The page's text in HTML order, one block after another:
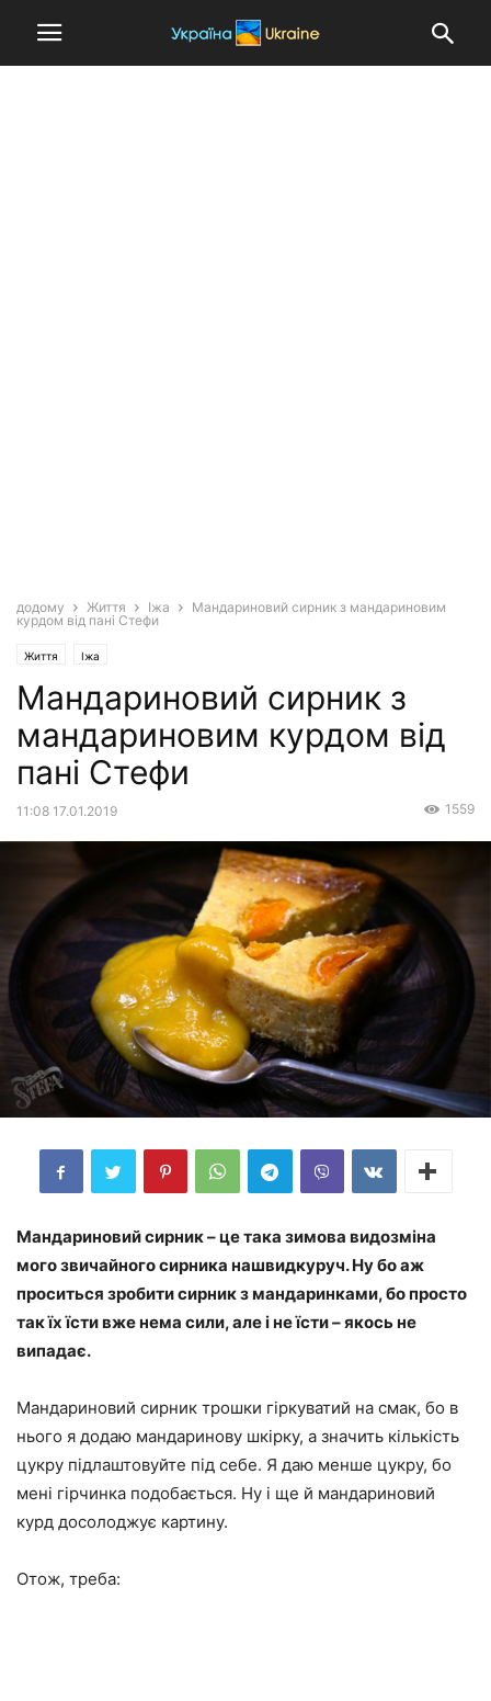
додому Життя Іжа
Мандариновий сирник з мандариновим
курдом від пані Стефи
Життя Іжа
Мандариновий сирник з
мандариновим курдом від
пані Стефи
11:08 17.01.2019 1559
Мандариновий сирник – це така зимова видозміна
мого звичайного сирника нашвидкуруч. Ну бо аж
проситься зробити сирник з мандаринками, бо просто
так їх їсти вже нема сили, але і не їсти – якось не
випадає.
Мандариновий сирник трошки гіркуватий на смак, бо в
нього я додаю мандаринову шкірку, а значить кількість
цукру підлаштовуйте під себе. Я даю менше цукру, бо
мені гірчинка подобається. Ну і ще й мандариновий
курд досолоджує картину.
Отож, треба: